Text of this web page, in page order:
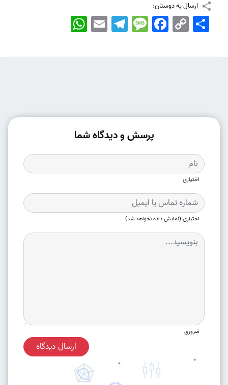
ارسال به دوستان:
WhatsApp EmailTelegramMessageFacebook Copy
Link
اشتراک
پرسش و دیدگاه شما
اختیاری
اختیاری (نمایش داده نخواهد شد)
ضروری
ارسال دیدگاه